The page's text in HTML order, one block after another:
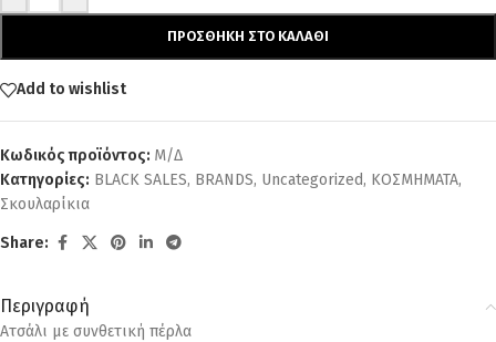
ΠΡΟΣΘΉΚΗ ΣΤΟ ΚΑΛΆΘΙ
Add to wishlist
Κωδικός προϊόντος: Μ/Δ
Κατηγορίες: BLACK SALES, BRANDS, Uncategorized, ΚΟΣΜΗΜΑΤΑ,
Σκουλαρίκια
Share:
Περιγραφή
Ατσάλι με συνθετική πέρλα